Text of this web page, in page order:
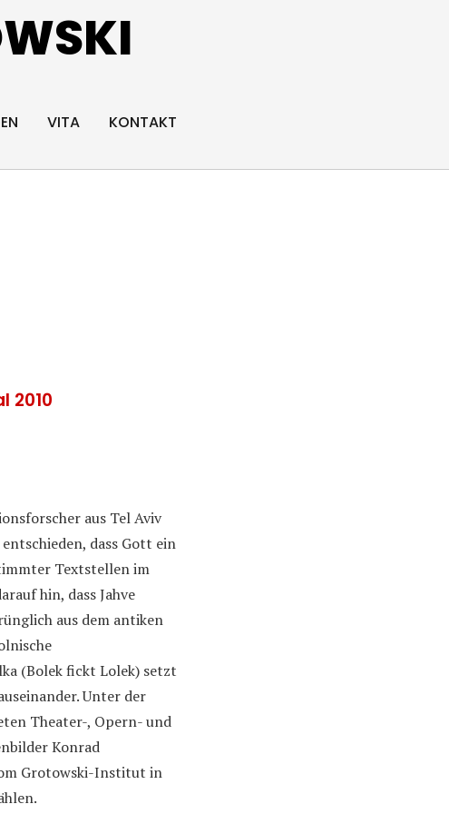
VITA KONTAKT
2010
aus Tel Aviv
dass Gott ein
Textstellen im
hin, dass Jahve
aus dem antiken
(Bolek fickt Lolek) setzt
Unter der
Theater-, Opern- und
Konrad
Grotowski-Institut in